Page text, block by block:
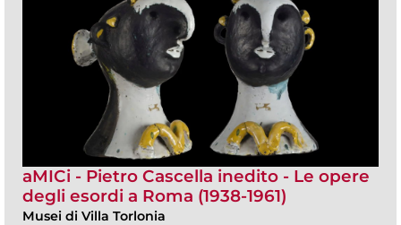
aMICi - Pietro Cascella inedito - Le opere
degli esordi a Roma (1938-1961)
Musei di Villa Torlonia